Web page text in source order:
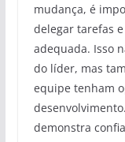
mudança, é
delegar tarefas
adequada. Isso
do líder, mas
equipe tenham
demonstra